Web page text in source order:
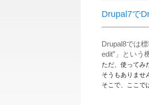
Drupal7で
Drupal8では
edit”」という
ただ、使ってみ
そうもありませ
そこで、ここで